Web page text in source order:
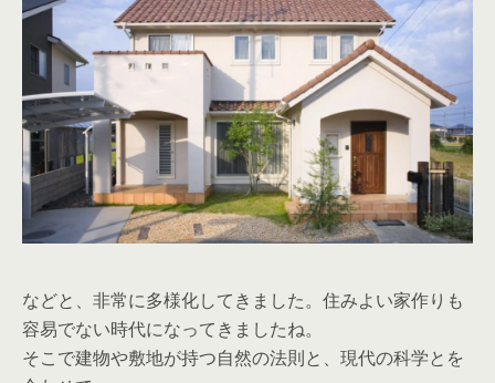
などと、非常に多様化してきました。住みよい家作りも
容易でない時代になってきましたね。
そこで建物や敷地が持つ自然の法則と、現代の科学とを